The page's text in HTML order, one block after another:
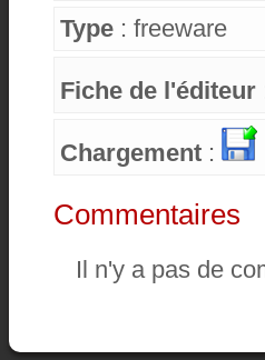
Type : freeware
Fiche de l'éditeur
Chargement :
Commentaires
Il n'y a pas de